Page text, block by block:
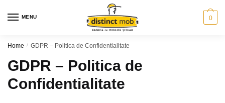
MENU 0
Home / GDPR – Politica de Confidentialitate
GDPR – Politica de
Confidentialitate